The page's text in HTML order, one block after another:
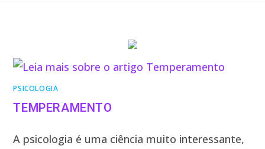
PSICOLOGIA
TEMPERAMENTO
A psicologia é uma ciência muito interessante,